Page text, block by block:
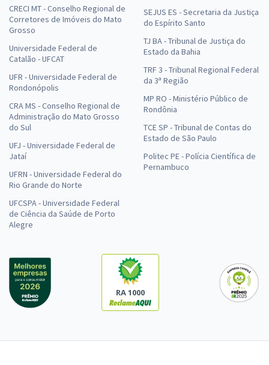
CRECI MT - Conselho Regional de
Corretores de Imóveis do Mato
Grosso
Universidade Federal de
Catalão - UFCAT
UFR - Universidade Federal de
Rondonópolis
CRA MS - Conselho Regional de
Administração do Mato Grosso
do Sul
UFJ - Universidade Federal de
Jataí
UFRN - Universidade Federal do
Rio Grande do Norte
UFCSPA - Universidade Federal
de Ciência da Saúde de Porto
Alegre
SEJUS ES - Secretaria da Justiça
do Espírito Santo
TJ BA - Tribunal de Justiça do
Estado da Bahia
TRF 3 - Tribunal Regional Federal
da 3ª Região
MP RO - Ministério Público de
Rondônia
TCE SP - Tribunal de Contas do
Estado de São Paulo
Politec PE - Polícia Científica de
Pernambuco
RA 1000